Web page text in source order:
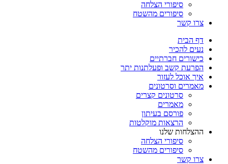
סיפורי הצלחה
סיפורים מהשטח
צרו קשר
דף הבית
נעים להכיר
כישורים חברתיים
הפרעת קשב ופעלתנות יתר
איך אוכל לעזור
מאמרים וסרטונים
סרטונים קצרים
מאמרים
פורסם בעיתון
הרצאות מוקלטות
ההצלחות שלנו
סיפורי הצלחה
סיפורים מהשטח
צרו קשר